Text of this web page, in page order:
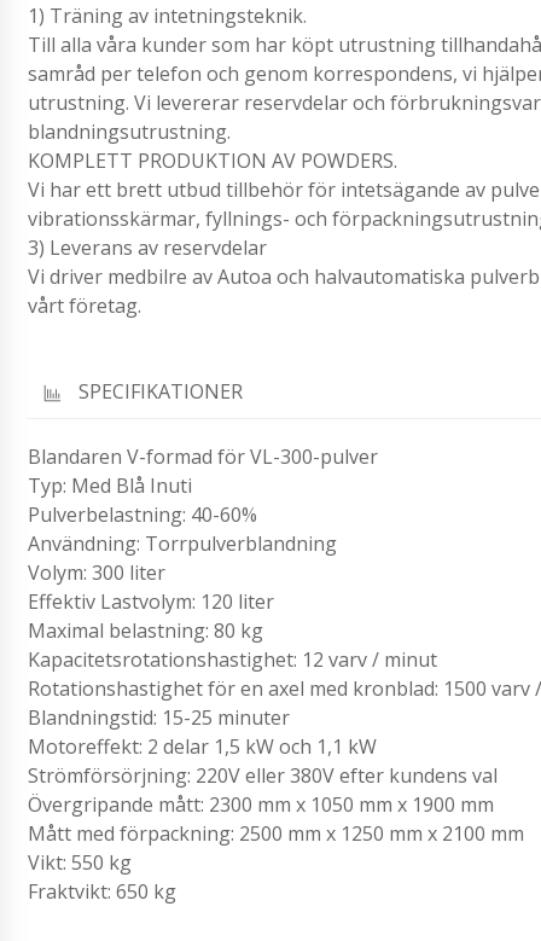
1) Träning av intetningsteknik.
Till alla våra kunder som har köpt utrustning
samråd per telefon och genom korrespondens, vi
utrustning. Vi levererar reservdelar och
blandningsutrustning.
KOMPLETT PRODUKTION AV POWDERS.
Vi har ett brett utbud tillbehör för intetsägande av
vibrationsskärmar, fyllnings- och
3) Leverans av reservdelar
Vi driver medbilre av Autoa och halvautomatiska
vårt företag.
SPECIFIKATIONER
Blandaren V-formad för VL-300-pulver
Typ: Med Blå Inuti
Pulverbelastning: 40-60%
Användning: Torrpulverblandning
Volym: 300 liter
Effektiv Lastvolym: 120 liter
Maximal belastning: 80 kg
Kapacitetsrotationshastighet: 12 varv / minut
Rotationshastighet för en axel med kronblad: 1500 varv
Blandningstid: 15-25 minuter
Motoreffekt: 2 delar 1,5 kW och 1,1 kW
Strömförsörjning: 220V eller 380V efter kundens val
Övergripande mått: 2300 mm x 1050 mm x 1900 mm
Mått med förpackning: 2500 mm x 1250 mm x 2100 mm
Vikt: 550 kg
Fraktvikt: 650 kg